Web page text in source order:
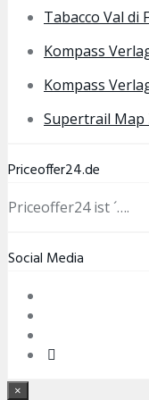
Tabacco Val di
Kompass
Kompass
Supertrail Map
Priceoffer24.de
Priceoffer24 ist ´….
Social Media
×